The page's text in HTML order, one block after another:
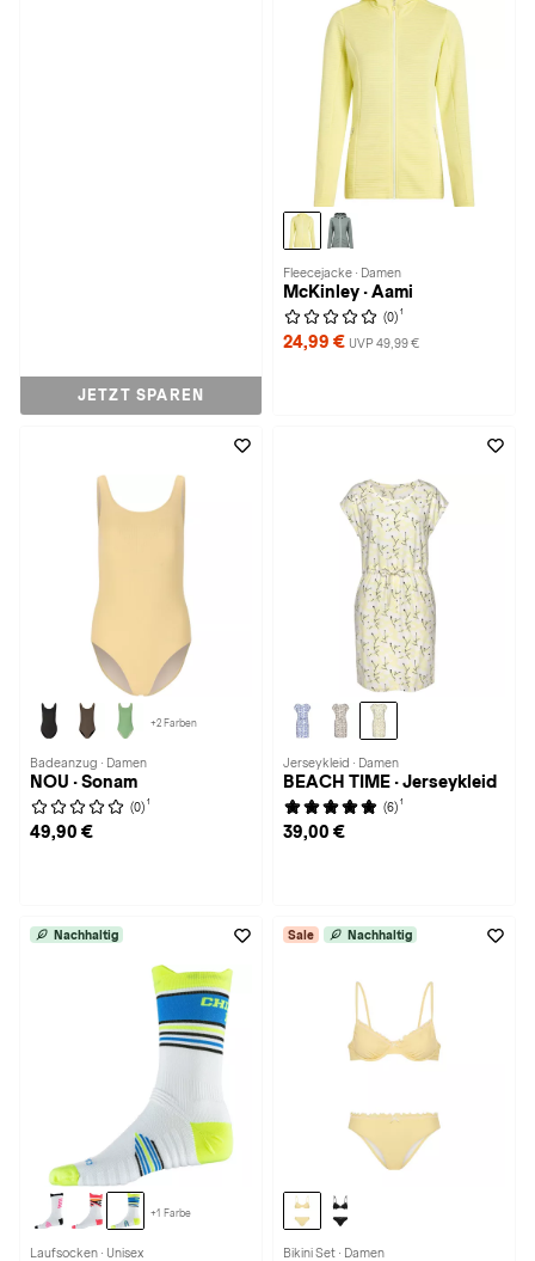
JETZT SPAREN
Fleecejacke · Damen
McKinley · Aami
(0) 1
24,99 € UVP 49,99 €
+2 Farben
Badeanzug · Damen
NOU · Sonam
(0) 1
49,90 €
Jerseykleid · Damen
BEACH TIME · Jerseykleid
(6) 1
39,00 €
Nachhaltig
+1 Farbe
Laufsocken · Unisex
Sale Nachhaltig
Bikini Set · Damen